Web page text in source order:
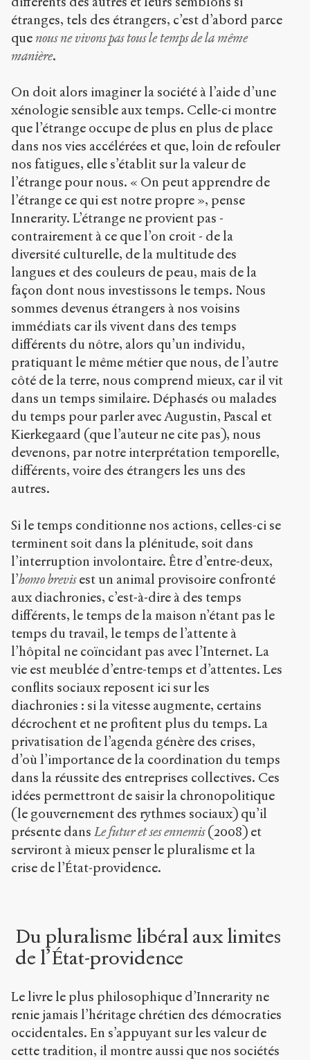
étranges, tels des étrangers, c’est d’abord parce
quenous ne vivons pas tous le temps de la même
manière.
On doit alors imaginer la société à l’aide d’une
xénologie sensible aux temps. Celle-ci montre
que l’étrange occupe de plus en plus de place
dans nos vies accélérées et que, loin de refouler
nos fatigues, elle s’établit sur la valeur de
l’étrange pour nous. « On peut apprendre de
l’étrange ce qui est notre propre », pense
Innerarity. L’étrange ne provient pas -
contrairement à ce que l’on croit - de la
diversité culturelle, de la multitude des
langues et des couleurs de peau, mais de la
façon dont nous investissons le temps. Nous
sommes devenus étrangers à nos voisins
immédiats car ils vivent dans des temps
différents du nôtre, alors qu’un individu,
pratiquant le même métier que nous, de l’autre
côté de la terre, nous comprend mieux, car il vit
dans un temps similaire. Déphasés ou malades
du temps pour parler avec Augustin, Pascal et
Kierkegaard (que l’auteur ne cite pas), nous
devenons, par notre interprétation temporelle,
différents, voire des étrangers les uns des
autres.
Si le temps conditionne nos actions, celles-ci se
terminent soit dans la plénitude, soit dans
l’interruption involontaire. Être d’entre-deux,
l’homo brevisest un animal provisoire confronté
aux diachronies, c’est-à-dire à des temps
différents, le temps de la maison n’étant pas le
temps du travail, le temps de l’attente à
l’hôpital ne coïncidant pas avec l’Internet. La
vie est meublée d’entre-temps et d’attentes. Les
conflits sociaux reposent ici sur les
diachronies : si la vitesse augmente, certains
décrochent et ne profitent plus du temps. La
privatisation de l’agenda génère des crises,
d’où l’importance de la coordination du temps
dans la réussite des entreprises collectives. Ces
idées permettront de saisir la chronopolitique
(le gouvernement des rythmes sociaux) qu’il
présente dans Le futur et ses ennemis(2008) et
serviront à mieux penser le pluralisme et la
crise de l’État-providence.
Du pluralisme libéral aux limites
de l’État-providence
Le livre le plus philosophique d’Innerarity ne
renie jamais l’héritage chrétien des démocraties
occidentales. En s’appuyant sur les valeur de
cette tradition, il montre aussi que nos sociétés